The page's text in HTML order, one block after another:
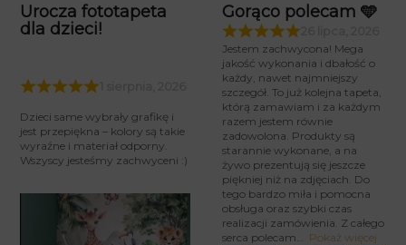
Urocza fototapeta
dla dzieci!
Dzieci same wybrały grafikę i
jest przepiękna – kolory są takie
wyraźne i materiał odporny.
Wszyscy jesteśmy zachwyceni :)
Gorąco polecam 🩵
Jestem zachwycona! Mega
jakość wykonania i dbałość o
każdy, nawet najmniejszy
szczegół. To już kolejna tapeta,
którą zamawiam i za każdym
razem jestem równie
zadowolona. Produkty są
starannie wykonane, a na
żywo prezentują się jeszcze
piękniej niż na zdjęciach. Do
tego bardzo miła i pomocna
obsługa oraz szybki czas
realizacji zamówienia. Z całego
serca polecam
Pokaż więcej